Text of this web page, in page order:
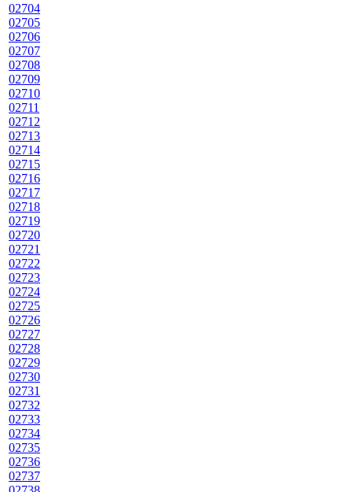
02704
02705
02706
02707
02708
02709
02710
02711
02712
02713
02714
02715
02716
02717
02718
02719
02720
02721
02722
02723
02724
02725
02726
02727
02728
02729
02730
02731
02732
02733
02734
02735
02736
02737